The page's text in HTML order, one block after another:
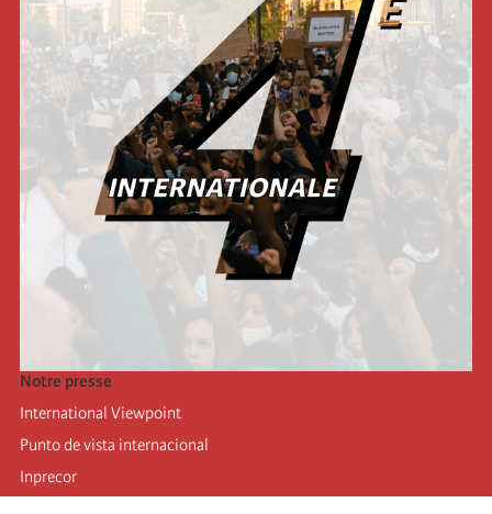
Notre presse
International Viewpoint
Punto de vista internacional
Inprecor